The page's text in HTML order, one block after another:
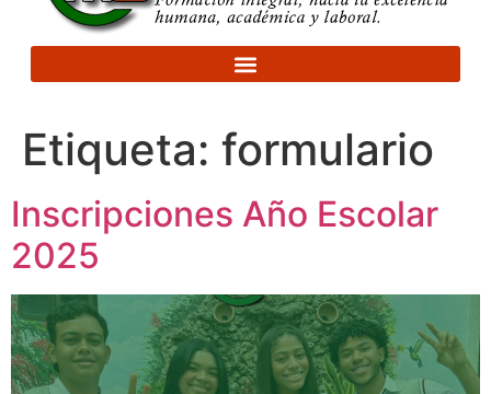
Etiqueta: formulario
Inscripciones Año Escolar
2025